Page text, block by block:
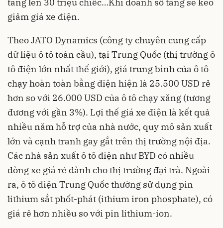
giảm giá xe điện.
Theo JATO Dynamics (công ty chuyên cung cấp
dữ liệu ô tô toàn cầu), tại Trung Quốc (thị trường ô
tô điện lớn nhất thế giới), giá trung bình của ô tô
chạy hoàn toàn bằng điện hiện là 25.500 USD rẻ
hơn so với 26.000 USD của ô tô chạy xăng (tương
đương với gần 3%). Lợi thế giá xe điện là kết quả
nhiều năm hỗ trợ của nhà nước, quy mô sản xuất
lớn và cạnh tranh gay gắt trên thị trường nội địa.
Các nhà sản xuất ô tô điện như BYD có nhiều
dòng xe giá rẻ dành cho thị trường đại trà. Ngoài
ra, ô tô điện Trung Quốc thường sử dụng pin
lithium sắt phốt-phát (ithium iron phosphate), có
giá rẻ hơn nhiều so với pin lithium-ion.